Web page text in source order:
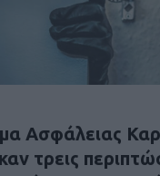
Ασφάλειας
τρεις